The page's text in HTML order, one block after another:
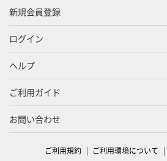
新規会員登録
ログイン
ヘルプ
ご利用ガイド
お問い合わせ
ご利用規約 ご利用環境について